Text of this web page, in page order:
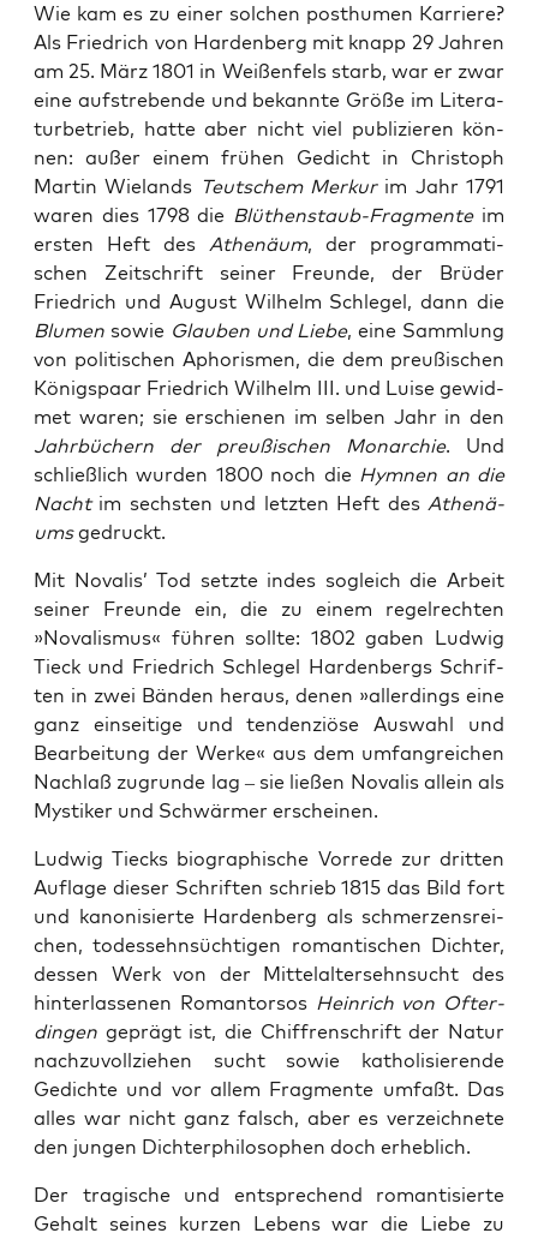
Wie kam es zu einer sol­chen post­hu­men Kar­rie­re?
Als Fried­rich von Har­den­berg mit knapp 29 Jah­ren
am 25. März 1801 in Wei­ßen­fels starb, war er zwar
eine auf­stre­ben­de und bekann­te Grö­ße im Lite­ra­
tur­be­trieb, hat­te aber nicht viel publi­zie­ren kön­
nen: außer einem frü­hen Gedicht in Chris­toph
Mar­tin Wie­lands Teut­schem Mer­kurim Jahr 1791
waren dies 1798 die Blüt­hen­staub-Frag­men­teim
ers­ten Heft des Athe­nä­um, der pro­gram­ma­ti­
schen Zeit­schrift sei­ner Freun­de, der Brü­der
Fried­rich und August Wil­helm Schle­gel, dann die
Blu­men sowie Glau­ben und Lie­be, eine Samm­lung
von poli­ti­schen Apho­ris­men, die dem preu­ßi­schen
Königs­paar Fried­rich Wil­helm III. und Lui­se gewid­
met waren; sie erschie­nen im sel­ben Jahr in den
Jahr­bü­chern der preu­ßi­schen Mon­ar­chie. Und
schließ­lich wur­den 1800 noch die Hym­nen an die
Nachtim sechs­ten und letz­ten Heft des Athe­nä­
umsgedruckt.
Mit Nova­lis’ Tod setz­te indes sogleich die Arbeit
sei­ner Freun­de ein, die zu einem regel­rech­ten
»Nova­lis­mus« füh­ren soll­te: 1802 gaben Lud­wig
Tieck und Fried­rich Schle­gel Har­den­bergs Schrif­
ten in zwei Bän­den her­aus, denen »aller­dings eine
ganz ein­sei­ti­ge und ten­den­ziö­se Aus­wahl und
Bear­bei­tung der Wer­ke« aus dem umfang­rei­chen
Nach­laß zugrun­de lag – sie lie­ßen Nova­lis allein als
Mys­ti­ker und Schwär­mer erscheinen.
Lud­wig Tiecks bio­gra­phi­sche Vor­re­de zur drit­ten
Auf­la­ge die­ser Schrif­ten schrieb 1815 das Bild fort
und kano­ni­sier­te Har­den­berg als schmer­zens­rei­
chen, todes­sehn­süch­ti­gen roman­ti­schen Dich­ter,
des­sen Werk von der Mit­tel­al­ter­sehn­sucht des
hin­ter­las­se­nen Roman­tor­sos Hein­rich von Ofter­
din­gen geprägt ist, die Chif­fren­schrift der Natur
nach­zu­voll­zie­hen sucht sowie katho­li­sie­ren­de
Gedich­te und vor allem Frag­men­te umfaßt. Das
alles war nicht ganz falsch, aber es ver­zeich­ne­te
den jun­gen Dich­ter­phi­lo­so­phen doch erheblich.
Der tra­gi­sche und ent­spre­chend roman­ti­sier­te
Gehalt sei­nes kur­zen Lebens war die Lie­be zu